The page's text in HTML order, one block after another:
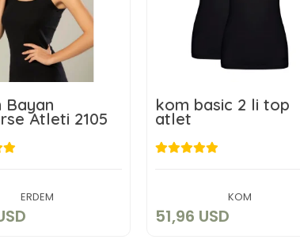
Bayan
Atleti 2105
ERDEM
Add to cart
kom basic 2 li top
atlet
KOM
51,96 USD
Add to cart